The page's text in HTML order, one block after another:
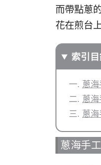
而帶點蔥
花在煎台
索引
蔥
蔥
蔥
蔥海手